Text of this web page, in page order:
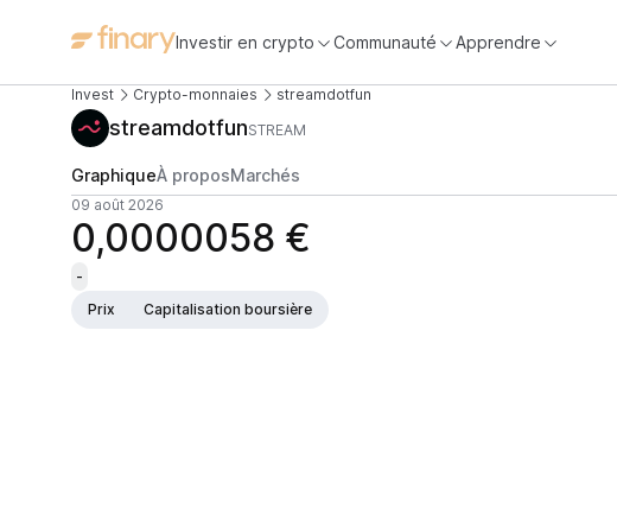
Investir en crypto Communauté Apprendre
Invest Crypto-monnaies streamdotfun
streamdotfunSTREAM
GraphiqueÀ proposMarchés
09 août 2026
0,0000058 €
-
Prix
Capitalisation boursière